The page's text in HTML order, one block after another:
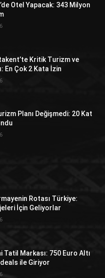
Otel Yapacak: 343 Milyon
Kritik Turizm ve
En Çok 2 Kata İzin
Planı Değişmedi: 20 Kat
Rotası Türkiye:
İçin Geliyorlar
Tatil Markası: 750 Euro Altı
ile Giriyor